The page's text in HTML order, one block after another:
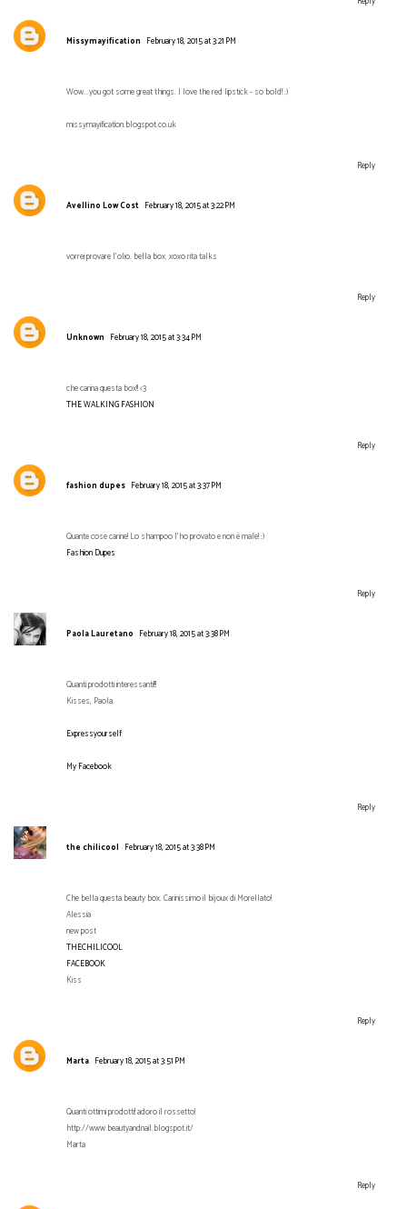
Missymayification February 18, 2015 at 3:21 PM
Wow...you got some great things. I love the red lipstick - so bold! :)
missymayification.blogspot.co.uk
Reply
Avellino Low Cost February 18, 2015 at 3:22 PM
vorrei provare l'olio. bella box. xoxo rita talks
Reply
Unknown February 18, 2015 at 3:34 PM
che carina questa box!! <3
THE WALKING FASHION
Reply
fashion dupes February 18, 2015 at 3:37 PM
Quante cose carine! Lo shampoo l'ho provato e non è male! :)
Fashion Dupes
Reply
Paola Lauretano February 18, 2015 at 3:38 PM
Quanti prodotti interessanti!!!
Kisses, Paola.
Expressyourself
My Facebook
Reply
the chilicool February 18, 2015 at 3:38 PM
Che bella questa beauty box. Carinissimo il bijoux di Morellato!
Alessia
new post
THECHILICOOL
FACEBOOK
Kiss
Reply
Marta February 18, 2015 at 3:51 PM
Quanti ottimi prodotti! adoro il rossetto!
http://www.beautyandnail.blogspot.it/
Marta
Reply